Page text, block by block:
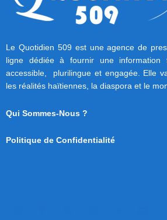
Le Quotidien 509 est une agence de
ligne dédiée à fournir une information
accessible, plurilingue et engagée. Elle
les réalités haïtiennes, la diaspora et le
Qui Sommes-Nous ?
Politique de Confidentialité